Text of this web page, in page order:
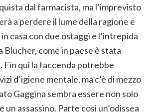
dal farmacista, ma l’imprevisto
a perdere il lume della ragione e
casa con due ostaggi e l’intrepida
Blucher, come in paese è stata
Fin qui la faccenda potrebbe
d’igiene mentale, ma c’è di mezzo
Gaggina sembra essere non solo
un assassino. Parte così un’odissea